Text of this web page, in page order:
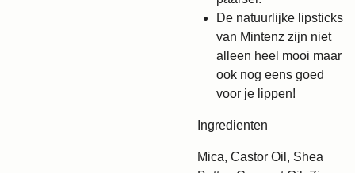
De natuurlijke lipsticks
van Mintenz zijn niet
alleen heel mooi maar
ook nog eens goed
voor je lippen!
Ingredienten
Mica, Castor Oil, Shea